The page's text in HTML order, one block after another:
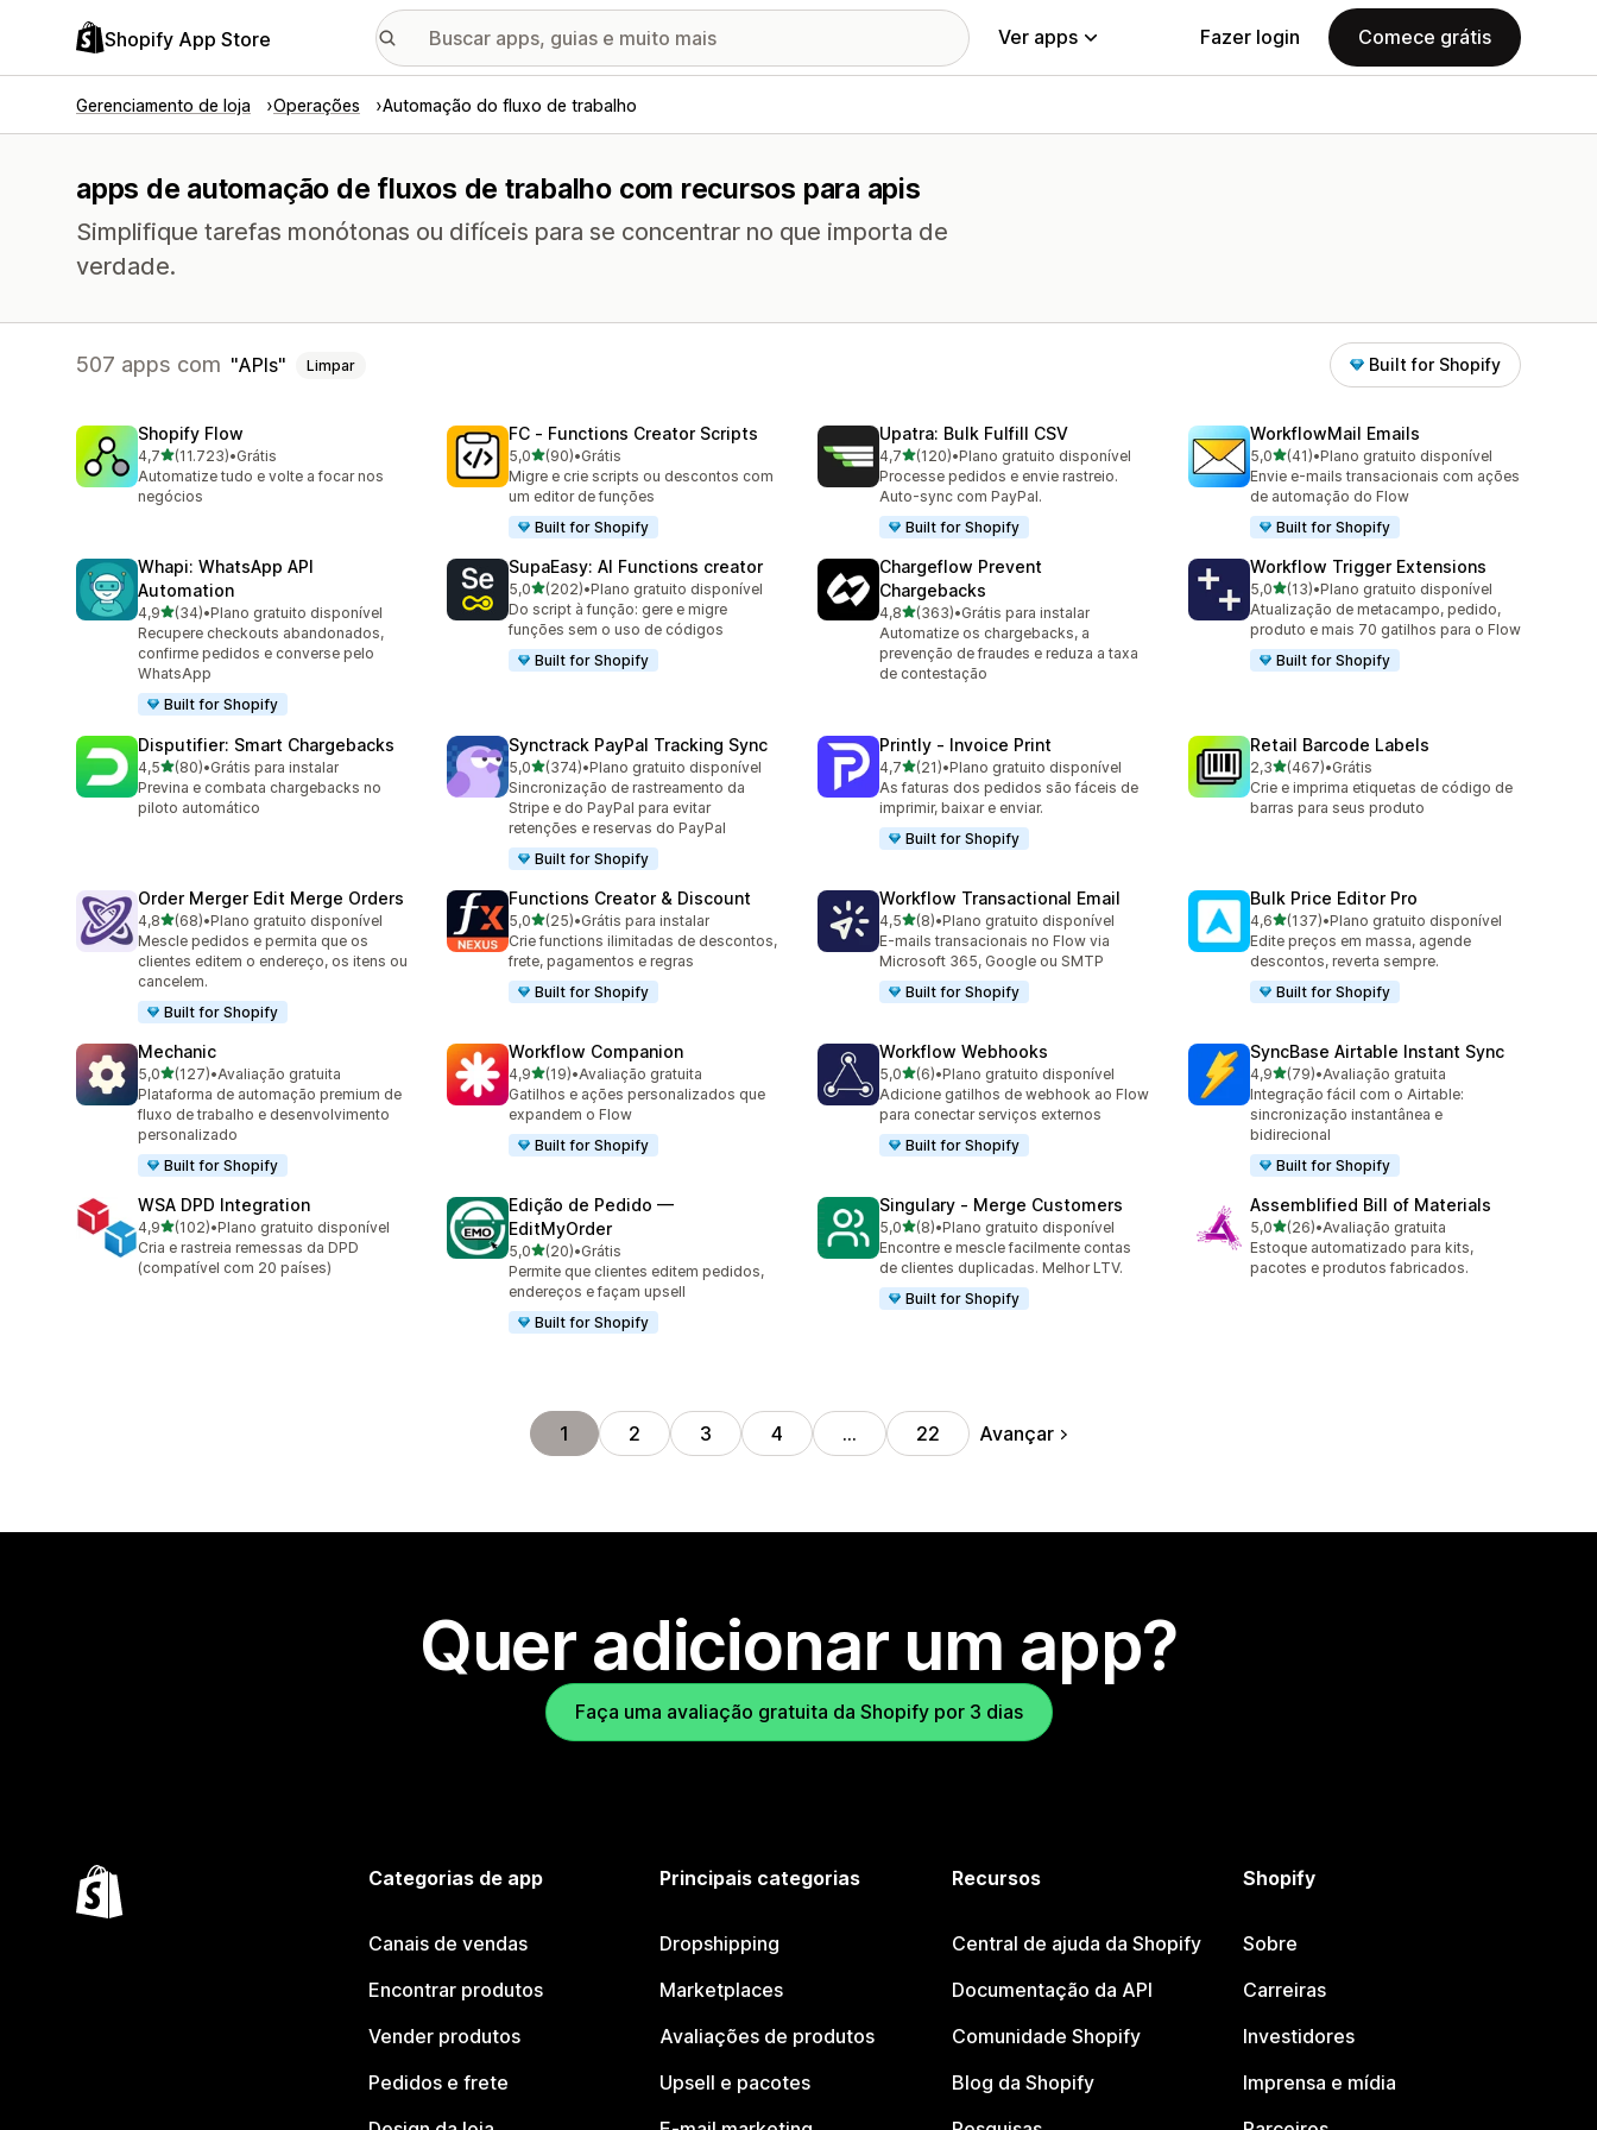
Shopify App Store Ver apps Fazer login Comece grátis
Gerenciamento de loja Operações Automação do fluxo de trabalho
apps de automação de fluxos de trabalho com recursos para apis
Simplifique tarefas monótonas ou difíceis para se concentrar no que importa de
verdade.
507 apps com APIs Limpar Built for Shopify
Shopify Flow
4,7de 5 estrelas
(11.723)
11723 avaliações ao todo
•Grátis
Automatize tudo e volte a focar nos
negócios
FC ‑ Functions Creator Scripts
5,0de 5 estrelas
(90)
90 avaliações ao todo
•Grátis
Migre e crie scripts ou descontos com
um editor de funções
Built for Shopify
Upatra: Bulk Fulfill CSV
4,7de 5 estrelas
(120)
120 avaliações ao todo
•Plano gratuito disponível
Processe pedidos e envie rastreio.
Auto-sync com PayPal.
Built for Shopify
WorkflowMail Emails
5,0de 5 estrelas
(41)
41 avaliações ao todo
•Plano gratuito disponível
Envie e-mails transacionais com ações
de automação do Flow
Built for Shopify
Whapi: WhatsApp API
Automation
4,9de 5 estrelas
(34)
34 avaliações ao todo
•Plano gratuito disponível
Recupere checkouts abandonados,
confirme pedidos e converse pelo
WhatsApp
Built for Shopify
SupaEasy: AI Functions creator
5,0de 5 estrelas
(202)
202 avaliações ao todo
•Plano gratuito disponível
Do script à função: gere e migre
funções sem o uso de códigos
Built for Shopify
Chargeflow Prevent
Chargebacks
4,8de 5 estrelas
(363)
363 avaliações ao todo
•Grátis para instalar
Automatize os chargebacks, a
prevenção de fraudes e reduza a taxa
de contestação
Workflow Trigger Extensions
5,0de 5 estrelas
(13)
13 avaliações ao todo
•Plano gratuito disponível
Atualização de metacampo, pedido,
produto e mais 70 gatilhos para o Flow
Built for Shopify
Disputifier: Smart Chargebacks
4,5de 5 estrelas
(80)
80 avaliações ao todo
•Grátis para instalar
Previna e combata chargebacks no
piloto automático
Synctrack PayPal Tracking Sync
5,0de 5 estrelas
(374)
374 avaliações ao todo
•Plano gratuito disponível
Sincronização de rastreamento da
Stripe e do PayPal para evitar
retenções e reservas do PayPal
Built for Shopify
Printly ‑ Invoice Print
4,7de 5 estrelas
(21)
21 avaliações ao todo
•Plano gratuito disponível
As faturas dos pedidos são fáceis de
imprimir, baixar e enviar.
Built for Shopify
Retail Barcode Labels
2,3de 5 estrelas
(467)
467 avaliações ao todo
•Grátis
Crie e imprima etiquetas de código de
barras para seus produto
Order Merger Edit Merge Orders
4,8de 5 estrelas
(68)
68 avaliações ao todo
•Plano gratuito disponível
Mescle pedidos e permita que os
clientes editem o endereço, os itens ou
cancelem.
Built for Shopify
Functions Creator & Discount
5,0de 5 estrelas
(25)
25 avaliações ao todo
•Grátis para instalar
Crie functions ilimitadas de descontos,
frete, pagamentos e regras
Built for Shopify
Workflow Transactional Email
4,5de 5 estrelas
(8)
8 avaliações ao todo
•Plano gratuito disponível
E-mails transacionais no Flow via
Microsoft 365, Google ou SMTP
Built for Shopify
Bulk Price Editor Pro
4,6de 5 estrelas
(137)
137 avaliações ao todo
•Plano gratuito disponível
Edite preços em massa, agende
descontos, reverta sempre.
Built for Shopify
Mechanic
5,0de 5 estrelas
(127)
127 avaliações ao todo
•Avaliação gratuita
Plataforma de automação premium de
fluxo de trabalho e desenvolvimento
personalizado
Built for Shopify
Workflow Companion
4,9de 5 estrelas
(19)
19 avaliações ao todo
•Avaliação gratuita
Gatilhos e ações personalizados que
expandem o Flow
Built for Shopify
Workflow Webhooks
5,0de 5 estrelas
(6)
6 avaliações ao todo
•Plano gratuito disponível
Adicione gatilhos de webhook ao Flow
para conectar serviços externos
Built for Shopify
SyncBase Airtable Instant Sync
4,9de 5 estrelas
(79)
79 avaliações ao todo
•Avaliação gratuita
Integração fácil com o Airtable:
sincronização instantânea e
bidirecional
Built for Shopify
WSA DPD Integration
4,9de 5 estrelas
(102)
102 avaliações ao todo
•Plano gratuito disponível
Cria e rastreia remessas da DPD
(compatível com 20 países)
Edição de Pedido —
EditMyOrder
5,0de 5 estrelas
(20)
20 avaliações ao todo
•Grátis
Permite que clientes editem pedidos,
endereços e façam upsell
Built for Shopify
Singulary ‑ Merge Customers
5,0de 5 estrelas
(8)
8 avaliações ao todo
•Plano gratuito disponível
Encontre e mescle facilmente contas
de clientes duplicadas. Melhor LTV.
Built for Shopify
Assemblified Bill of Materials
5,0de 5 estrelas
(26)
26 avaliações ao todo
•Avaliação gratuita
Estoque automatizado para kits,
pacotes e produtos fabricados.
1 2 3 4 … 22 Avançar
Quer adicionar um app?
Faça uma avaliação gratuita da Shopify por 3 dias
Categorias de app
Canais de vendas
Encontrar produtos
Vender produtos
Pedidos e frete
Principais categorias
Dropshipping
Marketplaces
Avaliações de produtos
Upsell e pacotes
Recursos
Central de ajuda da Shopify
Documentação da API
Comunidade Shopify
Blog da Shopify
Shopify
Sobre
Carreiras
Investidores
Imprensa e mídia